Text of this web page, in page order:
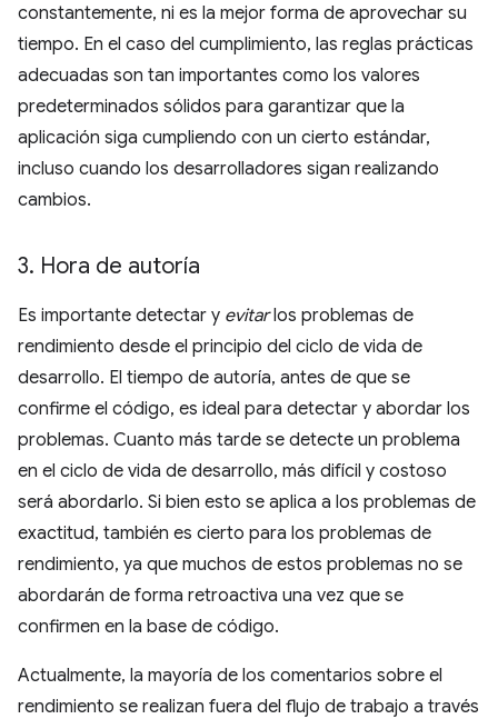
constantemente, ni es la mejor forma de aprovechar su
tiempo. En el caso del cumplimiento, las reglas prácticas
adecuadas son tan importantes como los valores
predeterminados sólidos para garantizar que la
aplicación siga cumpliendo con un cierto estándar,
incluso cuando los desarrolladores sigan realizando
cambios.
3. Hora de autoría
Es importante detectar y evitarlos problemas de
rendimiento desde el principio del ciclo de vida de
desarrollo. El tiempo de autoría, antes de que se
confirme el código, es ideal para detectar y abordar los
problemas. Cuanto más tarde se detecte un problema
en el ciclo de vida de desarrollo, más difícil y costoso
será abordarlo. Si bien esto se aplica a los problemas de
exactitud, también es cierto para los problemas de
rendimiento, ya que muchos de estos problemas no se
abordarán de forma retroactiva una vez que se
confirmen en la base de código.
Actualmente, la mayoría de los comentarios sobre el
rendimiento se realizan fuera del flujo de trabajo a través